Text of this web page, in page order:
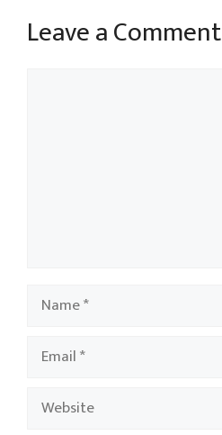
Leave a Comment
Name
Email
Website